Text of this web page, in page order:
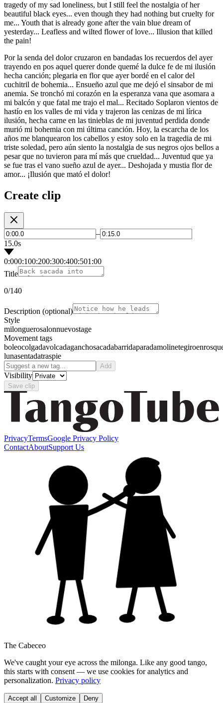
tragedy of my sad loneliness, but I still feel the nostalgia of her
beautiful black eyes... even though they had nothing but cruelty for
me... Youth that is already gone after the vain blue dream of
yesterday... Leafless and wilted flower of love... Illusion that killed
the pain!
Por la senda del dolor cruzaron en bandadas los recuerdos del ayer
trayendo en pos aquel querer donde quemé la dulce fe de mi ilusión
hecha canción; plegaria en flor que ayer bordé en el calor del
cuchitril de bohemia... Ensueño azul que me dejó el sinsabor de mi
anemia. Se tronchó mi corazón en la esperanza vana que asomara a
mi balcón y que fatal me trajo el mal... Recitado Soplaron vientos de
hastío en los valles de mi vida y trajeron las cenizas de mi lírica
ilusión, hecha carne en las tinieblas de mi juventud perdida donde
murió mi bohemia con mi última canción. Hoy, la escarcha de los
años me blanquearon los cabellos y estoy solo en la tragedia de mi
triste soledad, pero aún siento la nostalgia de sus negros ojos bellos a
pesar que no tuvieron para mí más que crueldad... Juventud que ya
se fue tras el vano sueño azul de ayer... Deshojada y mustia flor de
amor... ¡Ilusión que mató el dolor!
Create clip
–
15.0s
0:000:100:200:300:400:501:00
Title
0/140
Description (optional)
Style
milonguerosalonnuevostage
Movement tags
boleocolgadavolcadaganchosacadabarridaparadamolinetegiro
lunasentadatraspie
Add
Visibility
Save clip
PrivacyTermsGoogle Privacy Policy
ContactAboutSupport Us
The Cabeceo
We've caught your eye across the milonga. Like any good tango,
this starts with consent — we use cookies for analytics and
personalization. Privacy policy
Accept all Customize Deny